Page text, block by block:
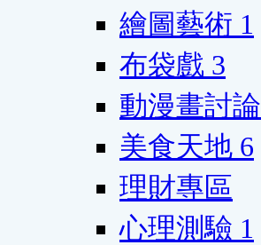
繪圖藝術 1
布袋戲 3
動漫畫討論
美食天地 6
理財專區
心理測驗 1